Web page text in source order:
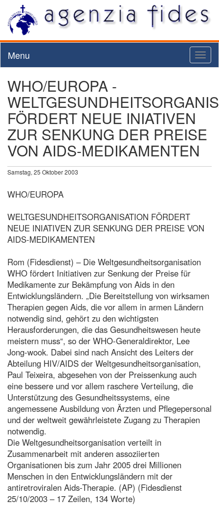
Menu
WHO/EUROPA -
FÖRDERT NEUE INIATIVEN
ZUR SENKUNG DER PREISE
VON AIDS-MEDIKAMENTEN
Samstag, 25 Oktober 2003
WHO/EUROPA
WELTGESUNDHEITSORGANISATION FÖRDERT
NEUE INIATIVEN ZUR SENKUNG DER PREISE VON
AIDS-MEDIKAMENTEN
Rom (Fidesdienst) – Die Weltgesundheitsorganisation
WHO fördert Initiativen zur Senkung der Preise für
Medikamente zur Bekämpfung von Aids in den
Entwicklungsländern. „Die Bereitstellung von wirksamen
Therapien gegen Aids, die vor allem in armen Ländern
notwendig sind, gehört zu den wichtigsten
Herausforderungen, die das Gesundheitswesen heute
meistern muss“, so der WHO-Generaldirektor, Lee
Jong-wook. Dabei sind nach Ansicht des Leiters der
Abteilung HIV/AIDS der Weltgesundheitsorganisation,
Paul Teixeira, abgesehen von der Preissenkung auch
eine bessere und vor allem raschere Verteilung, die
Unterstützung des Gesundheitssystems, eine
angemessene Ausbildung von Ärzten und Pflegepersonal
und der weltweit gewährleistete Zugang zu Therapien
notwendig.
Die Weltgesundheitsorganisation verteilt in
Zusammenarbeit mit anderen assoziierten
Organisationen bis zum Jahr 2005 drei Millionen
Menschen in den Entwicklungsländern mit der
antiretroviralen Aids-Therapie. (AP) (Fidesdienst
25/10/2003 – 17 Zeilen, 134 Worte)